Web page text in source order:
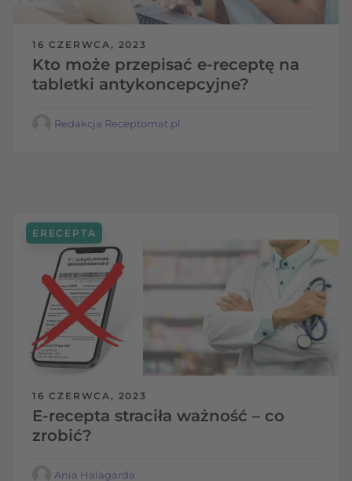
16 CZERWCA, 2023
Kto może przepisać e-receptę na
tabletki antykoncepcyjne?
Redakcja Receptomat.pl
16 CZERWCA, 2023
E-recepta straciła ważność – co
zrobić?
ERECEPTA
Ania Halagarda